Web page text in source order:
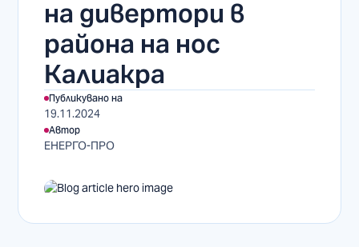
на дивертори в
района на нос
Калиакра
Публикувано на
19.11.2024
Автор
ЕНЕРГО-ПРО